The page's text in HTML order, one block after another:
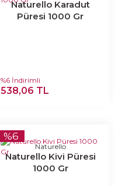
Naturello Karadut
Püresi 1000 Gr
%6 İndirimli
538,06 TL
%6
Naturello
Naturello Kivi Püresi
1000 Gr